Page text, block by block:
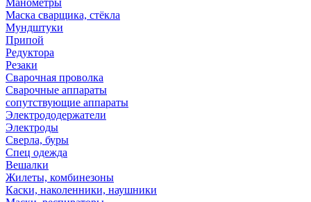
Манометры
Маска сварщика, стёкла
Мундштуки
Припой
Редуктора
Резаки
Сварочная проволка
Сварочные аппараты
сопутствующие аппараты
Электрододержатели
Электроды
Сверла, буры
Спец одежда
Вешалки
Жилеты, комбинезоны
Каски, наколенники, наушники